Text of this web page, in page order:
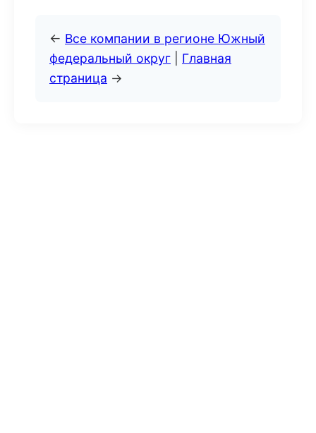
← Все компании в регионе Южный
федеральный округ
Главная
страница →